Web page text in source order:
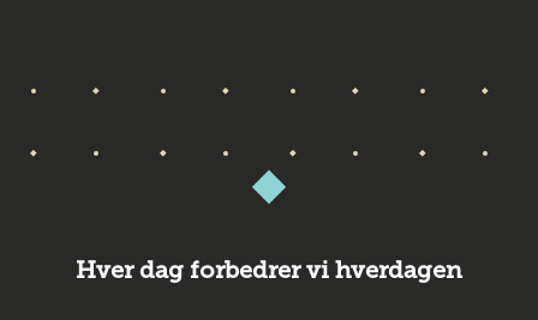
Hver dag forbedrer vi hverdagen